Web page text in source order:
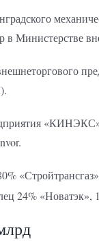
в Министерстве
24% «Новатэк»,